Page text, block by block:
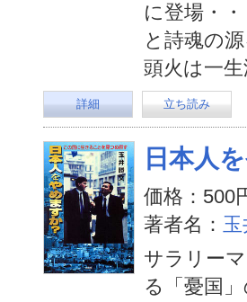
に登場・
と詩魂の
頭火は一
詳細 立ち読み
日本人
価格：500
著者名：
サラリー
る「憂国